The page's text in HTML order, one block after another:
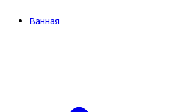
Ванная